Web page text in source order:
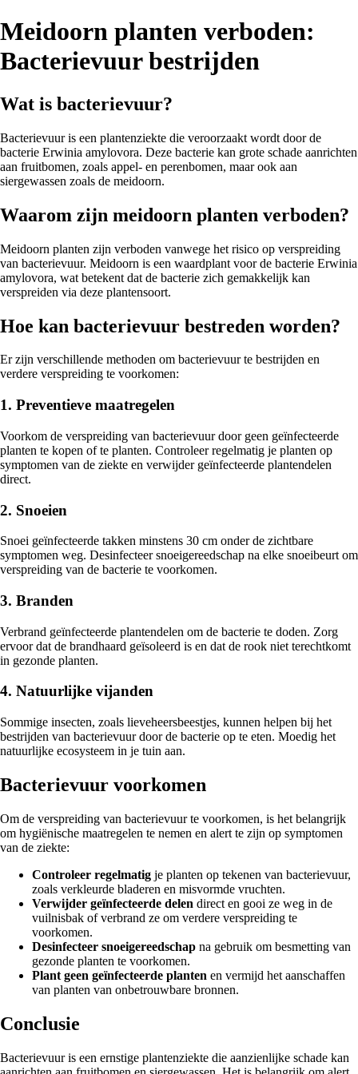
Meidoorn planten verboden:
Bacterievuur bestrijden
Wat is bacterievuur?
Bacterievuur is een plantenziekte die veroorzaakt wordt door de
bacterie Erwinia amylovora. Deze bacterie kan grote schade aanrichten
aan fruitbomen, zoals appel- en perenbomen, maar ook aan
siergewassen zoals de meidoorn.
Waarom zijn meidoorn planten verboden?
Meidoorn planten zijn verboden vanwege het risico op verspreiding
van bacterievuur. Meidoorn is een waardplant voor de bacterie Erwinia
amylovora, wat betekent dat de bacterie zich gemakkelijk kan
verspreiden via deze plantensoort.
Hoe kan bacterievuur bestreden worden?
Er zijn verschillende methoden om bacterievuur te bestrijden en
verdere verspreiding te voorkomen:
1. Preventieve maatregelen
Voorkom de verspreiding van bacterievuur door geen geïnfecteerde
planten te kopen of te planten. Controleer regelmatig je planten op
symptomen van de ziekte en verwijder geïnfecteerde plantendelen
direct.
2. Snoeien
Snoei geïnfecteerde takken minstens 30 cm onder de zichtbare
symptomen weg. Desinfecteer snoeigereedschap na elke snoeibeurt om
verspreiding van de bacterie te voorkomen.
3. Branden
Verbrand geïnfecteerde plantendelen om de bacterie te doden. Zorg
ervoor dat de brandhaard geïsoleerd is en dat de rook niet terechtkomt
in gezonde planten.
4. Natuurlijke vijanden
Sommige insecten, zoals lieveheersbeestjes, kunnen helpen bij het
bestrijden van bacterievuur door de bacterie op te eten. Moedig het
natuurlijke ecosysteem in je tuin aan.
Bacterievuur voorkomen
Om de verspreiding van bacterievuur te voorkomen, is het belangrijk
om hygiënische maatregelen te nemen en alert te zijn op symptomen
van de ziekte:
Controleer regelmatig je planten op tekenen van bacterievuur,
zoals verkleurde bladeren en misvormde vruchten.
Verwijder geïnfecteerde delen direct en gooi ze weg in de
vuilnisbak of verbrand ze om verdere verspreiding te
voorkomen.
Desinfecteer snoeigereedschap na gebruik om besmetting van
gezonde planten te voorkomen.
Plant geen geïnfecteerde planten en vermijd het aanschaffen
van planten van onbetrouwbare bronnen.
Conclusie
Bacterievuur is een ernstige plantenziekte die aanzienlijke schade kan